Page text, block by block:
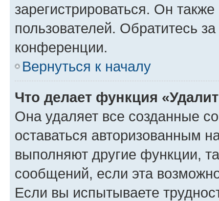
зарегистрироваться. Он
пользователей. Обратитесь
конференции.
Вернуться к началу
Что делает функция
Она удаляет все созданные
оставаться авторизованным
выполняют другие функции,
сообщений, если эта
Если вы испытываете